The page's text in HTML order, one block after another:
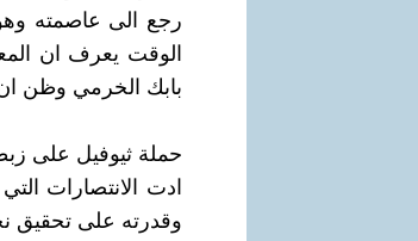
رجع الى عاصمته وهو
الوقت يعرف ان
بابك الخرمي وظن
حملة ثيوفيل على زبطرة عام
ادت الانتصارات
وقدرته على تحقيق